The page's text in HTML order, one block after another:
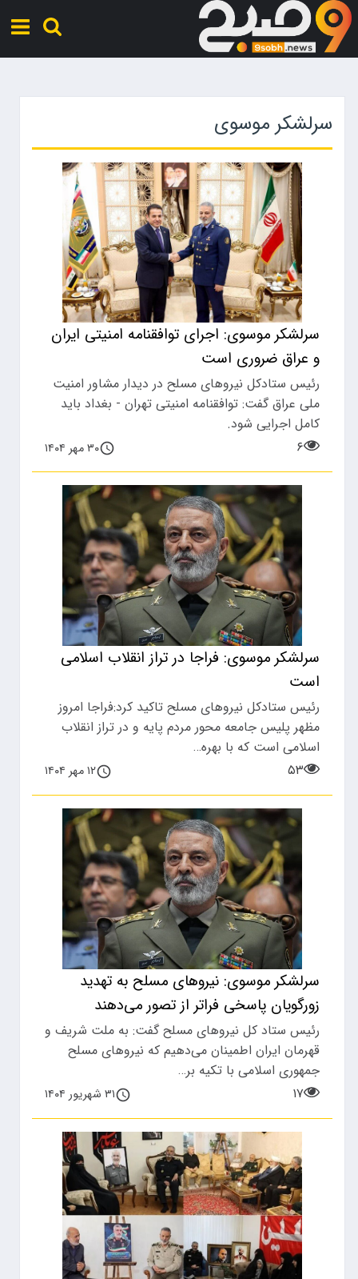
سرلشکر موسوی
سرلشکر موسوی: اجرای توافقنامه امنیتی ایران
و عراق ضروری است
رئیس ستادکل نیروهای مسلح در دیدار مشاور امنیت
ملی عراق گفت: توافقنامه امنیتی تهران - بغداد باید
کامل اجرایی شود.
۶
۳۰ مهر ۱۴۰۴
سرلشکر موسوی: فراجا در تراز انقلاب اسلامی
است
رئیس ستادکل نیرو‌های مسلح تاکید کرد:فراجا امروز
مظهر پلیس جامعه محور مردم پایه و در تراز انقلاب
اسلامی است که با بهره…
۵۳
۱۲ مهر ۱۴۰۴
سرلشکر موسوی: نیروهای مسلح به تهدید
زورگویان پاسخی فراتر از تصور می‌دهند
رئیس ستاد کل نیروهای مسلح گفت: به ملت شریف و
قهرمان ایران اطمینان می‌دهیم که نیروهای مسلح
جمهوری اسلامی با تکیه بر…
۱۷
۳۱ شهریور ۱۴۰۴